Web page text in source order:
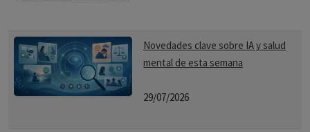
Novedades clave sobre IA y salud
mental de esta semana
29/07/2026